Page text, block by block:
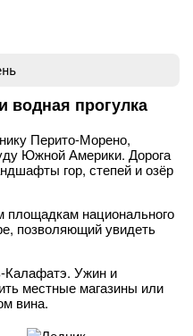
водная прогулка
Перито-Морено,
Южной Америки. Дорога
гор, степей и озёр
национального
позволяющий увидеть
Ужин и
местные магазины или
вина.